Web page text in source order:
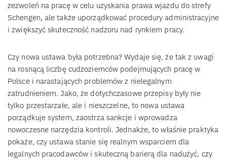
zezwoleń na pracę w celu uzyskania prawa wjazdu do strefy
Schengen, ale także uporządkować procedury administracyjne
i zwiększyć skuteczność nadzoru nad rynkiem pracy.
Czy nowa ustawa była potrzebna? Wydaje się, że tak z uwagi
na rosnącą liczbę cudzoziemców podejmujących pracę w
Polsce i narastających problemów z nielegalnym
zatrudnieniem. Jako, że dotychczasowe przepisy były nie
tylko przestarzałe, ale i nieszczelne, to nowa ustawa
porządkuje system, zaostrza sankcje i wprowadza
nowoczesne narzędzia kontroli. Jednakże, to właśnie praktyka
pokaże, czy ustawa stanie się realnym wsparciem dla
legalnych pracodawców i skuteczną barierą dla nadużyć, czy